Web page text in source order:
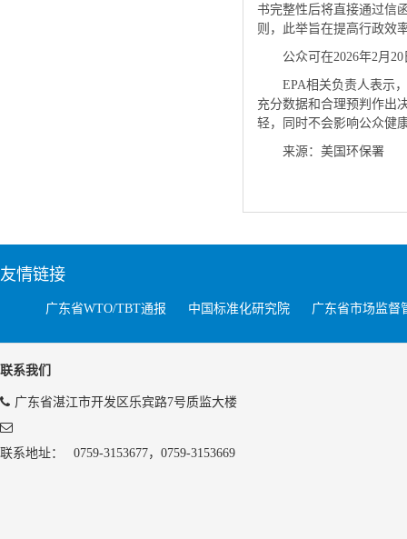
书完整性后将直接通过信
则，此举旨在提高行政效
公众可在2026年2月
EPA相关负责人表示
充分数据和合理预判作出
轻，同时不会影响公众健
来源：美国环保署
友情链接
广东省WTO/TBT通报 中国标准化研究院 广东省市场监督
联系我们
广东省湛江市开发区乐宾路7号质监大楼
联系地址： 0759-3153677，0759-3153669